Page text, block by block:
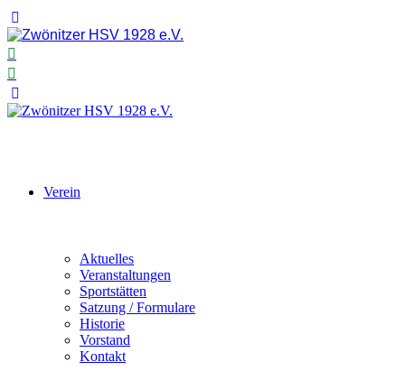
Verein
Aktuelles
Veranstaltungen
Sportstätten
Satzung / Formulare
Historie
Vorstand
Kontakt